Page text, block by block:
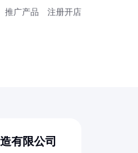
推广产品 注册开店
有限公司